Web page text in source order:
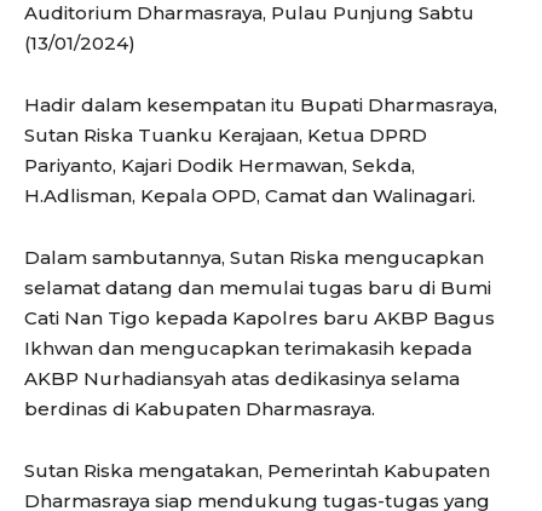
Auditorium Dharmasraya, Pulau Punjung Sabtu
(13/01/2024)
Hadir dalam kesempatan itu Bupati Dharmasraya,
Sutan Riska Tuanku Kerajaan, Ketua DPRD
Pariyanto, Kajari Dodik Hermawan, Sekda,
H.Adlisman, Kepala OPD, Camat dan Walinagari.
Dalam sambutannya, Sutan Riska mengucapkan
selamat datang dan memulai tugas baru di Bumi
Cati Nan Tigo kepada Kapolres baru AKBP Bagus
Ikhwan dan mengucapkan terimakasih kepada
AKBP Nurhadiansyah atas dedikasinya selama
berdinas di Kabupaten Dharmasraya.
Sutan Riska mengatakan, Pemerintah Kabupaten
Dharmasraya siap mendukung tugas-tugas yang